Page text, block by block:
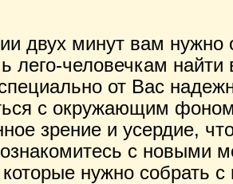
двух минут вам нужно
лего-человечкам
от Вас
с окружающим
зрение и усердие,
с новыми
которые нужно собрать